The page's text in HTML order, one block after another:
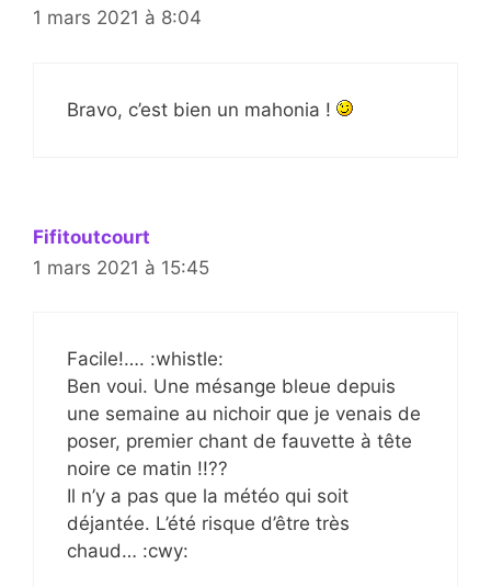
1 mars 2021 à 8:04
Bravo, c’est bien un mahonia !
Fifitoutcourt
1 mars 2021 à 15:45
Facile!…. :whistle:
Ben voui. Une mésange bleue depuis
une semaine au nichoir que je venais de
poser, premier chant de fauvette à tête
noire ce matin !!??
Il n’y a pas que la météo qui soit
déjantée. L’été risque d’être très
chaud… :cwy: